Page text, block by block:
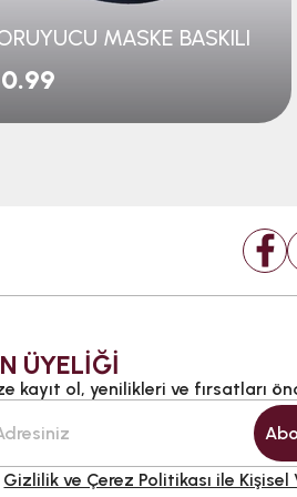
MASKE BASKILI
ÜYELİĞİ
kayıt ol, yenilikleri ve fırsatları
Gizlilik ve Çerez Politikası ile Kişisel